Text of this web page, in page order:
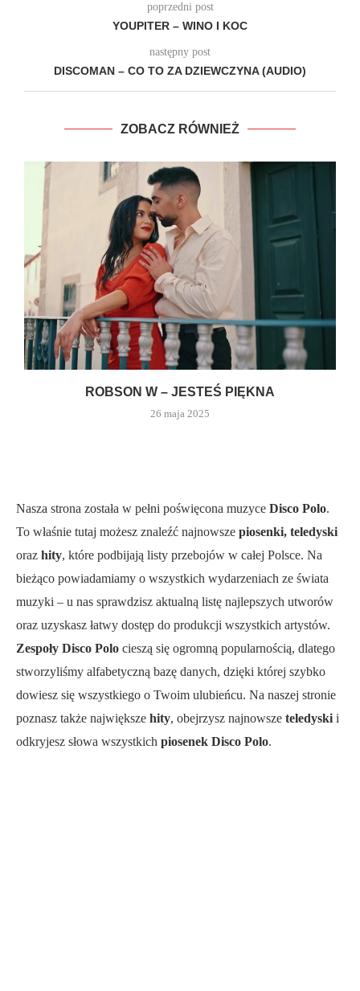
poprzedni post
YOUPITER – WINO I KOC
następny post
DISCOMAN – CO TO ZA DZIEWCZYNA (AUDIO)
ZOBACZ RÓWNIEŻ
ROBSON W – JESTEŚ PIĘKNA
26 maja 2025
Nasza strona została w pełni poświęcona muzyce Disco Polo.
To właśnie tutaj możesz znaleźć najnowsze piosenki, teledyski
oraz hity, które podbijają listy przebojów w całej Polsce. Na
bieżąco powiadamiamy o wszystkich wydarzeniach ze świata
muzyki – u nas sprawdzisz aktualną listę najlepszych utworów
oraz uzyskasz łatwy dostęp do produkcji wszystkich artystów.
Zespoły Disco Polo cieszą się ogromną popularnością, dlatego
stworzyliśmy alfabetyczną bazę danych, dzięki której szybko
dowiesz się wszystkiego o Twoim ulubieńcu. Na naszej stronie
poznasz także największe hity, obejrzysz najnowsze teledyski i
odkryjesz słowa wszystkich piosenek Disco Polo.